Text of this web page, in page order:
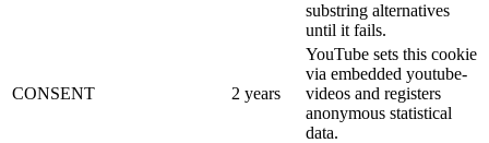
substring alternatives
until it fails.
CONSENT 2 years
YouTube sets this cookie
via embedded youtube-
videos and registers
anonymous statistical
data.